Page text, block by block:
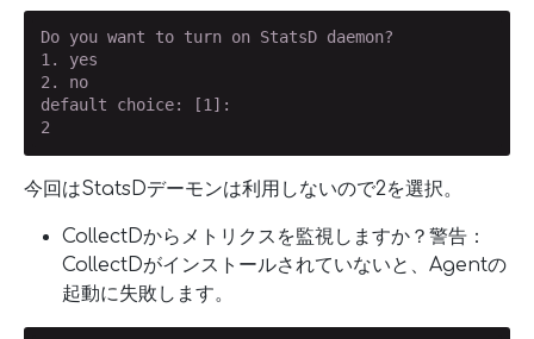
Do you want to turn on StatsD daemon?
1. yes
2. no
default choice: [1]:
2
今回はStatsDデーモンは利用しないので2を選択。
CollectDからメトリクスを監視しますか？警告：
CollectDがインストールされていないと、Agentの
起動に失敗します。